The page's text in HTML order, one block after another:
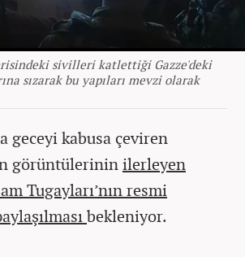
sivilleri katlettiği Gazze'deki
sızarak bu yapıları mevzi olarak
geceyi kabusa çeviren
görüntülerininilerleyen
Tugayları’nın resmi
bekleniyor.